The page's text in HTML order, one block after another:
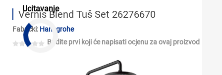
Ucitavanje
Vernis Blend Tuš Set 26276670
Fabrički: Hansgrohe
Budite prvi koji će napisati ocjenu za ovaj proizvod